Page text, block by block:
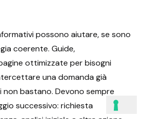
possono aiutare, se sono
coerente. Guide,
ottimizzate per bisogni
una domanda già
non bastano. Devono sempre
successivo: richiesta